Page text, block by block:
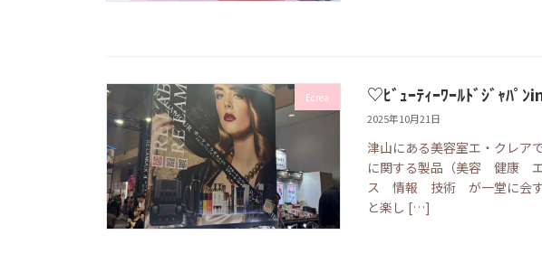
Ecrea ♡ﾋﾞｭｰﾃｨｰﾜｰﾙﾄﾞｼﾞｬﾊﾟ
2025年10月21日
津山にある美容室エ・クレア
に関する製品（美容 健康
ス 情報 技術 が一堂に会す
と楽し […]